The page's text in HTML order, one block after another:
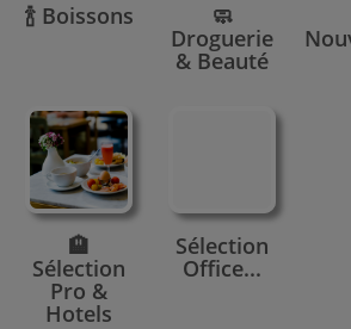
🍾 Boissons 🧼
Droguerie
& Beauté
🏨
Sélection
Pro &
Hotels
Sélection
Office...